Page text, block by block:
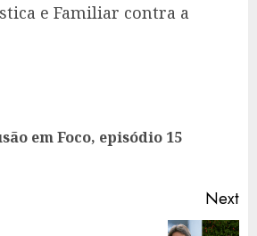
e Familiar contra a
em Foco, episódio 15
Next